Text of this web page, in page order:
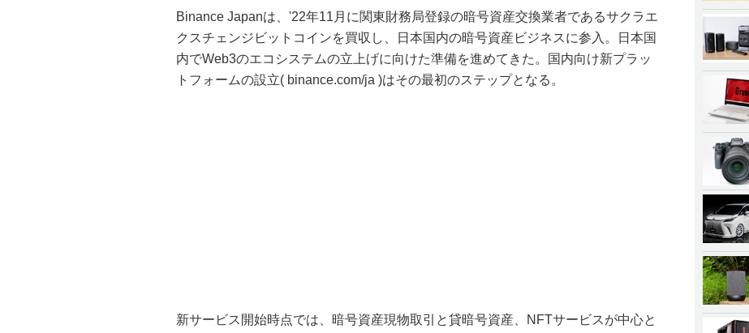
Binance Japanは、'22年11月に関東財務局登録の暗号資産交換業者であるサクラエ
クスチェンジビットコインを買収し、日本国内の暗号資産ビジネスに参入。日本国
内でWeb3のエコシステムの立上げに向けた準備を進めてきた。国内向け新プラッ
トフォームの設立( binance.com/ja )はその最初のステップとなる。
新サービス開始時点では、暗号資産現物取引と貸暗号資産、NFTサービスが中心と